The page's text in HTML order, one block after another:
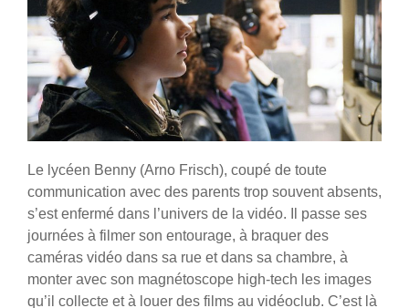
Le lycéen Benny (Arno Frisch), coupé de toute
communication avec des parents trop souvent absents,
s’est enfermé dans l’univers de la vidéo. Il passe ses
journées à filmer son entourage, à braquer des
caméras vidéo dans sa rue et dans sa chambre, à
monter avec son magnétoscope high-tech les images
qu’il collecte et à louer des films au vidéoclub. C’est là